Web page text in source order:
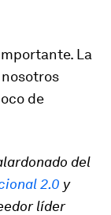
La
de
del
2.0 y
líder